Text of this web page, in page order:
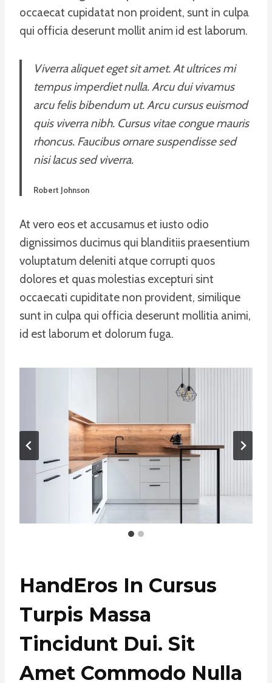
occaecat cupidatat non proident, sunt in culpa
qui officia deserunt mollit anim id est laborum.
Viverra aliquet eget sit amet. At ultrices mi
tempus imperdiet nulla. Arcu dui vivamus
arcu felis bibendum ut. Arcu cursus euismod
quis viverra nibh. Cursus vitae congue mauris
rhoncus. Faucibus ornare suspendisse sed
nisi lacus sed viverra.
Robert Johnson
At vero eos et accusamus et iusto odio
dignissimos ducimus qui blanditiis praesentium
voluptatum deleniti atque corrupti quos
dolores et quas molestias excepturi sint
occaecati cupiditate non provident, similique
sunt in culpa qui officia deserunt mollitia animi,
id est laborum et dolorum fuga.
HandEros In Cursus
Turpis Massa
Tincidunt Dui. Sit
Amet Commodo Nulla